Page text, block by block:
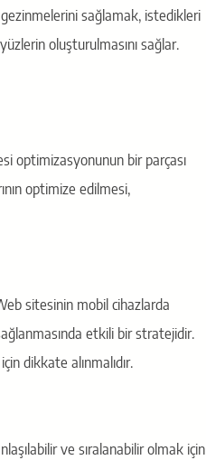
sağlamak, istedikleri
oluşturulmasını sağlar.
optimizasyonunun bir parçası
optimize edilmesi,
sitesinin mobil cihazlarda
etkili bir stratejidir.
dikkate alınmalıdır.
ve sıralanabilir olmak için